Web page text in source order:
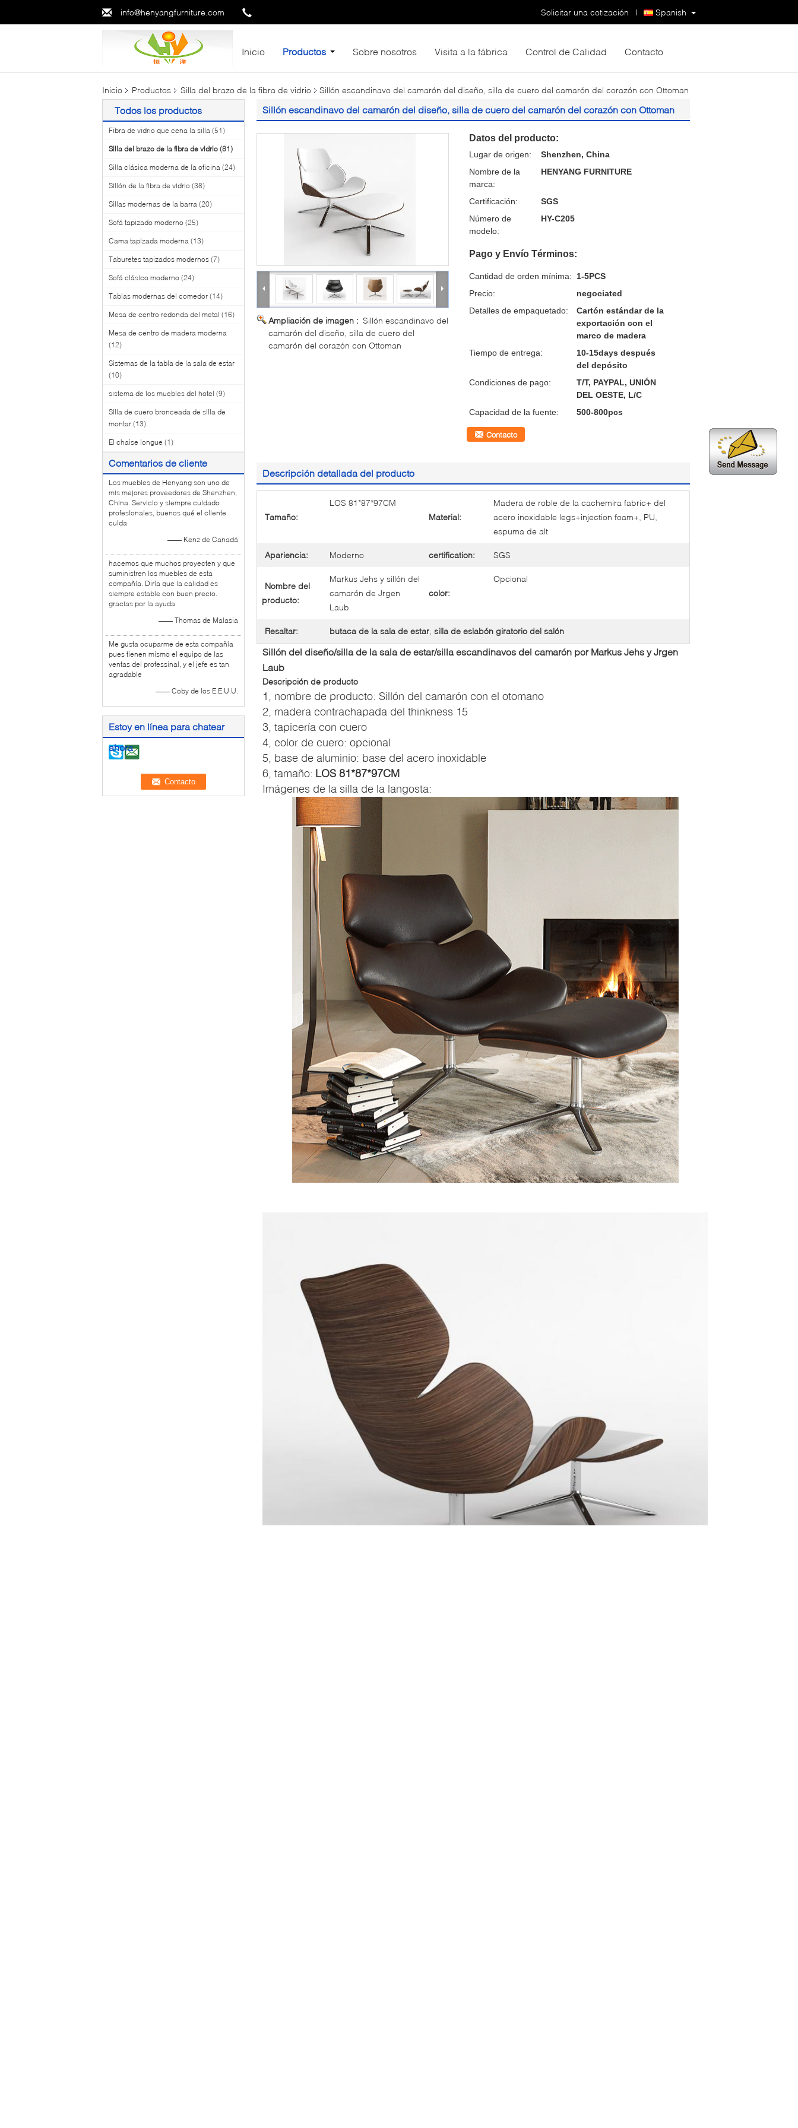
info@henyangfurniture.com Spanish
Solicitar una cotización |
Inicio Productos Sobre nosotros Visita a la fábrica Control de Calidad Contacto
Inicio Productos Silla del brazo de la fibra de vidrio Sillón escandinavo del camarón del diseño, silla de cuero del camarón del corazón con Ottoman
Todos los productos
Fibra de vidrio que cena la silla (51)
Silla del brazo de la fibra de vidrio (81)
Silla clásica moderna de la oficina (24)
Sillón de la fibra de vidrio (38)
Sillas modernas de la barra (20)
Sofá tapizado moderno (25)
Cama tapizada moderna (13)
Taburetes tapizados modernos (7)
Sofá clásico moderno (24)
Tablas modernas del comedor (14)
Mesa de centro redonda del metal (16)
Mesa de centro de madera moderna
(12)
Sistemas de la tabla de la sala de estar
(10)
sistema de los muebles del hotel (9)
Silla de cuero bronceada de silla de
montar (13)
El chaise longue (1)
Comentarios de cliente
Los muebles de Henyang son uno de
mis mejores proveedores de Shenzhen,
China. Servicio y siempre cuidado
profesionales, buenos qué el cliente
cuida
—— Kenz de Canadá
hacemos que muchos proyecten y que
suministren los muebles de esta
compañía. Diría que la calidad es
siempre estable con buen precio.
gracias por la ayuda
—— Thomas de Malasia
Me gusta ocuparme de esta compañía
pues tienen mismo el equipo de las
ventas del professinal, y el jefe es tan
agradable
—— Coby de los E.E.U.U.
Estoy en línea para chatear
ahora
Sillón escandinavo del camarón del diseño, silla de cuero del camarón del corazón con Ottoman
Ampliación de imagen : Sillón escandinavo del
camarón del diseño, silla de cuero del
camarón del corazón con Ottoman
Datos del producto:
Lugar de origen:
Shenzhen, China
Nombre de la
marca:
HENYANG FURNITURE
Certificación:
SGS
Número de
modelo:
HY-C205
Pago y Envío Términos:
Cantidad de orden mínima:
1-5PCS
Precio:
negociated
Detalles de empaquetado:
Cartón estándar de la
exportación con el
marco de madera
Tiempo de entrega:
10-15days después
del depósito
Condiciones de pago:
T/T, PAYPAL, UNIÓN
DEL OESTE, L/C
Capacidad de la fuente:
500-800pcs
Contacto
Descripción detallada del producto
Tamaño:
LOS 81*87*97CM
Material:
Madera de roble de la cachemira fabric+ del
acero inoxidable legs+injection foam+, PU,
espuma de alt
Apariencia: Moderno certification: SGS
Nombre del
producto:
Markus Jehs y sillón del
camarón de Jrgen
Laub
color:
Opcional
Resaltar: butaca de la sala de estar silla de eslabón giratorio del salón
Sillón del diseño/silla de la sala de estar/silla escandinavos del camarón por Markus Jehs y Jrgen
Laub
Descripción de producto
1, nombre de producto: Sillón del camarón con el otomano
2, madera contrachapada del thinkness 15
3, tapicería con cuero
4, color de cuero: opcional
5, base de aluminio: base del acero inoxidable
6, tamaño: LOS 81*87*97CM
Imágenes de la silla de la langosta: